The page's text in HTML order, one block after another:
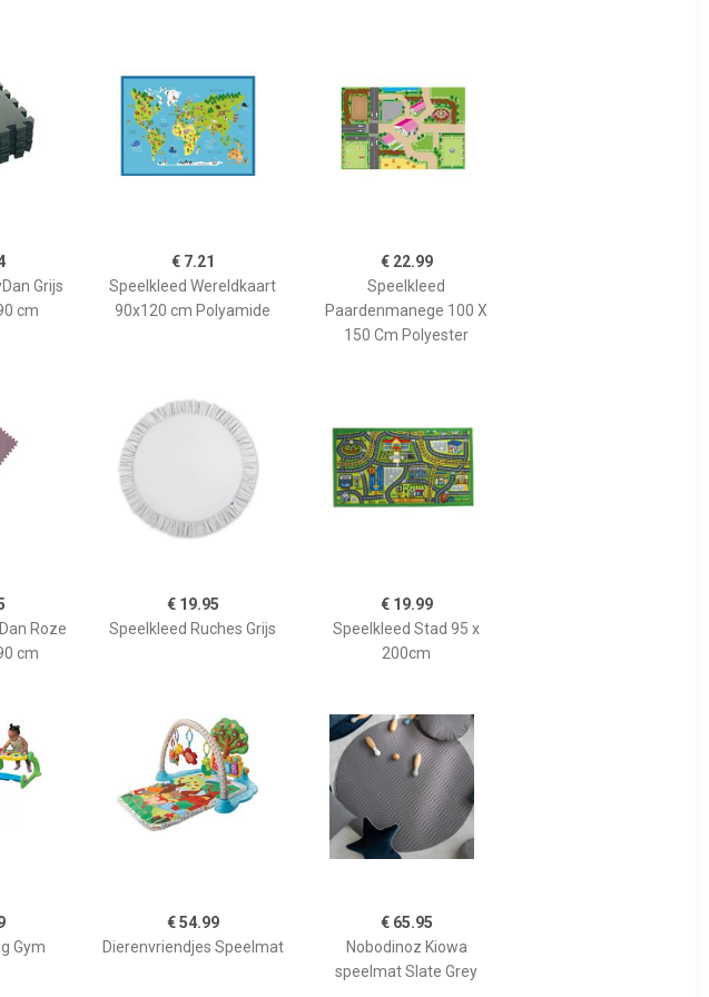
Grijs
cm
€ 7.21
Speelkleed Wereldkaart
90x120 cm Polyamide
€ 22.99
Speelkleed
Paardenmanege 100 X
150 Cm Polyester
Roze
cm
€ 19.95
Speelkleed Ruches Grijs
€ 19.99
Speelkleed Stad 95 x
200cm
Gym
€ 54.99
Dierenvriendjes Speelmat
€ 65.95
Nobodinoz Kiowa
speelmat Slate Grey